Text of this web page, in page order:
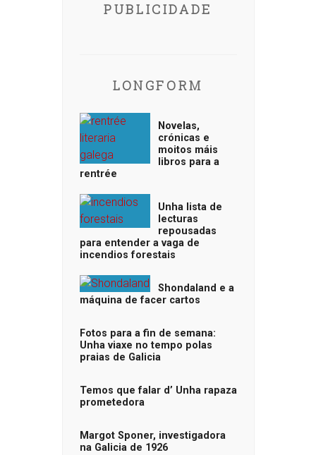
PUBLICIDADE
LONGFORM
Novelas,
crónicas e
moitos máis
libros para a
rentrée
Unha lista de
lecturas
repousadas
para entender a vaga de
incendios forestais
Shondaland e a
máquina de facer cartos
Fotos para a fin de semana:
Unha viaxe no tempo polas
praias de Galicia
Temos que falar d’ Unha rapaza
prometedora
Margot Sponer, investigadora
na Galicia de 1926